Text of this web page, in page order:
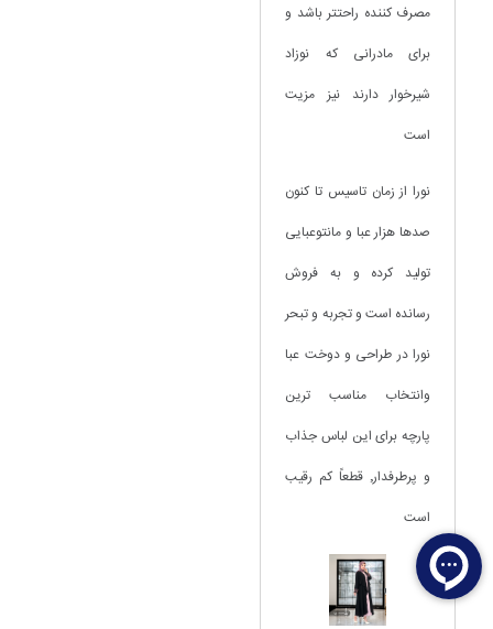
مصرف کننده راحتتر باشد و
برای مادرانی که نوزاد
شیرخوار دارند نیز مزیت
است
نورا از زمان تاسیس تا کنون
صدها هزار عبا و مانتوعبایی
تولید کرده و به فروش
رسانده است و تجربه و تبحر
نورا در طراحی و دوخت عبا
وانتخاب مناسب ترین
پارچه برای این لباس جذاب
و پرطرفدار٬ قطعاً کم رقیب
است